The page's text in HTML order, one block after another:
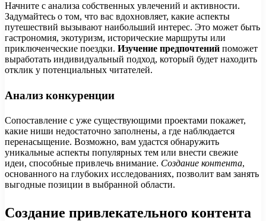
Начните с анализа собственных увлечений и активности.
Задумайтесь о том, что вас вдохновляет, какие аспекты
путешествий вызывают наибольший интерес. Это может быть
гастрономия, экотуризм, исторические маршруты или
приключенческие поездки. Изучение предпочтений поможет
выработать индивидуальный подход, который будет находить
отклик у потенциальных читателей.
Анализ конкуренции
Сопоставление с уже существующими проектами покажет,
какие ниши недостаточно заполнены, а где наблюдается
перенасыщение. Возможно, вам удастся обнаружить
уникальные аспекты популярных тем или внести свежие
идеи, способные привлечь внимание. Создание контента,
основанного на глубоких исследованиях, позволит вам занять
выгодные позиции в выбранной области.
Создание привлекательного контента